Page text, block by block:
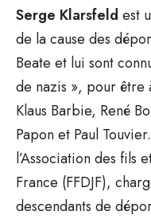
Serge Klarsfeld est
de la cause des
Beate et lui sont
de nazis », pour être
Klaus Barbie, René
Papon et Paul
l’Association des fils
France (FFDJF),
descendants de